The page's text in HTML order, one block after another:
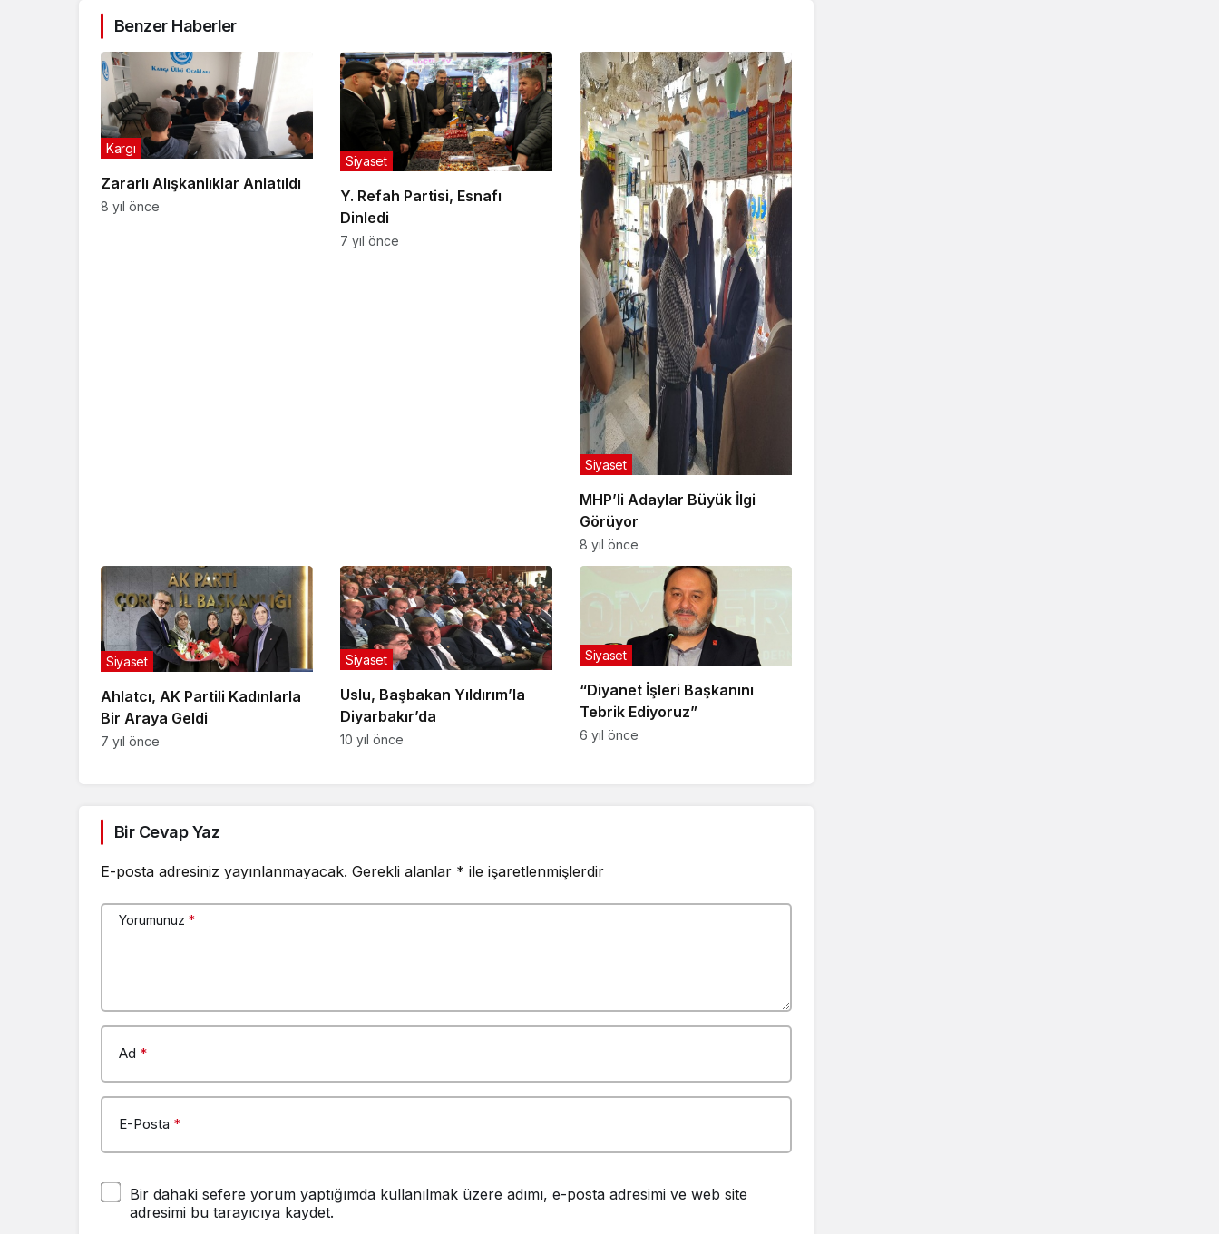
Benzer Haberler
Zararlı Alışkanlıklar Anlatıldı
Kargı
8 yıl önce
Y. Refah Partisi, Esnafı
Dinledi
Siyaset
7 yıl önce
MHP’li Adaylar Büyük İlgi
Görüyor
Siyaset
8 yıl önce
Ahlatcı, AK Partili Kadınlarla
Bir Araya Geldi
Siyaset
7 yıl önce
Uslu, Başbakan Yıldırım’la
Diyarbakır’da
Siyaset
10 yıl önce
“Diyanet İşleri Başkanını
Tebrik Ediyoruz”
Siyaset
6 yıl önce
Bir Cevap Yaz
E-posta adresiniz yayınlanmayacak. Gerekli alanlar * ile işaretlenmişlerdir
Yorumunuz *
Ad *
E-Posta *
Bir dahaki sefere yorum yaptığımda kullanılmak üzere adımı, e-posta adresimi ve web site
adresimi bu tarayıcıya kaydet.